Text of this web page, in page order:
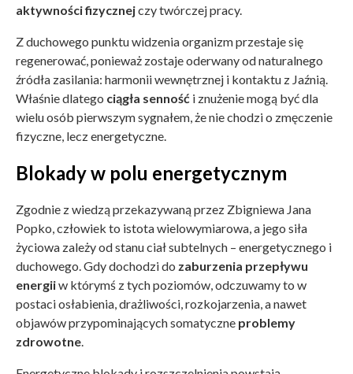
aktywności fizycznejczy twórczej pracy.
Z duchowego punktu widzenia organizm przestaje się
regenerować, ponieważ zostaje oderwany od naturalnego
źródła zasilania: harmonii wewnętrznej i kontaktu z Jaźnią.
Właśnie dlatego ciągła senność i znużenie mogą być dla
wielu osób pierwszym sygnałem, że nie chodzi o zmęczenie
fizyczne, lecz energetyczne.
Blokady w polu energetycznym
Zgodnie z wiedzą przekazywaną przez Zbigniewa Jana
Popko, człowiek to istota wielowymiarowa, a jego siła
życiowa zależy od stanu ciał subtelnych – energetycznego i
duchowego. Gdy dochodzi do zaburzenia przepływu
energiiw którymś z tych poziomów, odczuwamy to w
postaci osłabienia, drażliwości, rozkojarzenia, a nawet
objawów przypominających somatyczne problemy
zdrowotne.